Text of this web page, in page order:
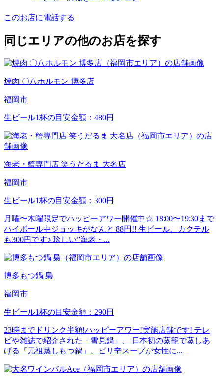
このお店に電話する
同じエリアの他のお店を探す
焼肉 〇八ホルモン 博多店
福岡市
生ビール1杯の目安金額：480円
海老・蟹専門店 笑うだるま 大名店
福岡市
生ビール1杯の目安金額：300円
月曜〜木曜限定でハッピーアワー開催中☆ 18:00〜19:30まで
ハイボール中ジョッキがなんと 88円!! 生ビール、カクテル
も300円です♪ 珍しい”海老・...
博多もつ鍋 梟
福岡市
生ビール1杯の目安金額：290円
23時までドリンク半額!ハッピーアワー!実施店舗です! テレ
ビや雑誌で紹介された「雪見鍋」、 日本初の蒸籠で蒸しあ
げる「元祖蒸しもつ鍋」、ピリ辛スープが女性に...